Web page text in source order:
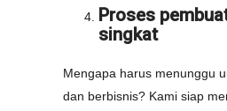
Proses
singkat
Mengapa harus menunggu
dan berbisnis? Kami siap